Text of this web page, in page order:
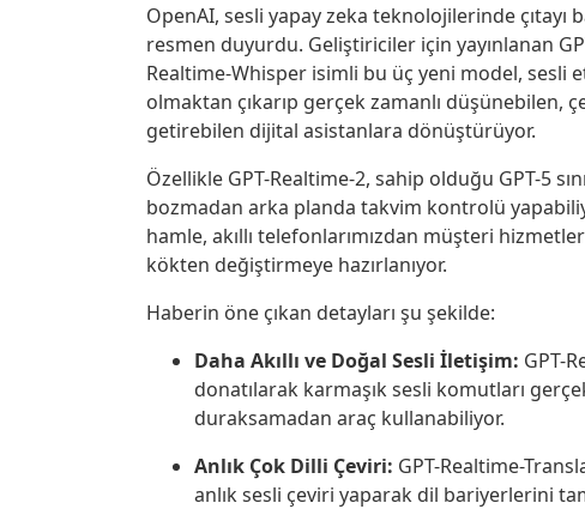
OpenAI, sesli yapay zeka teknolojilerinde
resmen duyurdu. Geliştiriciler için yayınlanan
Realtime-Whisper isimli bu üç yeni model, sesli
olmaktan çıkarıp gerçek zamanlı düşünebilen,
getirebilen dijital asistanlara dönüştürüyor.
Özellikle GPT-Realtime-2, sahip olduğu GPT-5
bozmadan arka planda takvim kontrolü
hamle, akıllı telefonlarımızdan müşteri
kökten değiştirmeye hazırlanıyor.
Haberin öne çıkan detayları şu şekilde:
Daha Akıllı ve Doğal Sesli İletişim: GPT-
donatılarak karmaşık sesli komutları
duraksamadan araç kullanabiliyor.
Anlık Çok Dilli Çeviri: GPT-Realtime-
anlık sesli çeviri yaparak dil bariyerlerini